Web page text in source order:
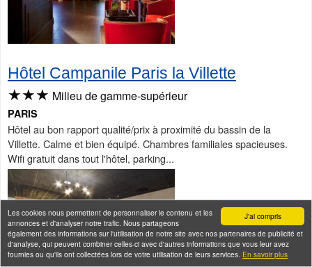
J'ai compris
Les cookies nous permettent de personnaliser le contenu et les
annonces et d'analyser notre trafic. Nous partageons
également des informations sur l'utilisation de notre site avec nos partenaires de publicité et
d'analyse, qui peuvent combiner celles-ci avec d'autres informations que vous leur avez
fournies ou qu'ils ont collectées lors de votre utilisation de leurs services. En savoir plus
Hôtel Campanile Paris la Villette
★★★ Milieu de gamme-supérieur
PARIS
Hôtel au bon rapport qualité/prix à proximité du bassin de la
Villette. Calme et bien équipé. Chambres familiales spacieuses.
Wifi gratuit dans tout l'hôtel, parking...